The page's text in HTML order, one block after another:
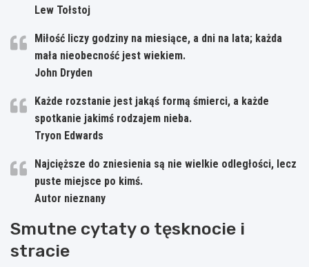
Lew Tołstoj
Miłość liczy godziny na miesiące, a dni na lata; każda
mała nieobecność jest wiekiem.
John Dryden
Każde rozstanie jest jakąś formą śmierci, a każde
spotkanie jakimś rodzajem nieba.
Tryon Edwards
Najcięższe do zniesienia są nie wielkie odległości, lecz
puste miejsce po kimś.
Autor nieznany
Smutne cytaty o tęsknocie i
stracie